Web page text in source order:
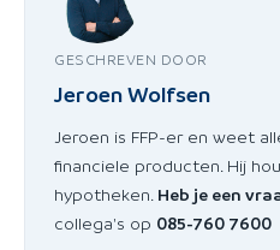
GESCHREVEN DOOR
Jeroen Wolfsen
Jeroen is FFP-er en weet
financiele producten. Hij
hypotheken. Heb je een
collega's op 085-760 7600